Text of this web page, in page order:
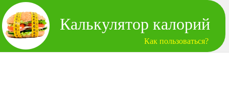
Калькулятор калорий
Как пользоваться?